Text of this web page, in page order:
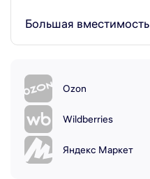
Большая вместимость
Ozon
Wildberries
Яндекс Маркет